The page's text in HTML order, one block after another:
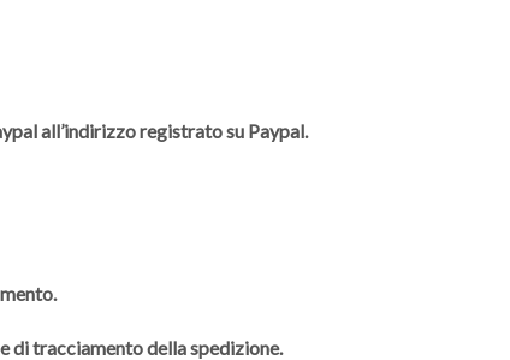
all’indirizzo registrato su Paypal.
di tracciamento della spedizione.